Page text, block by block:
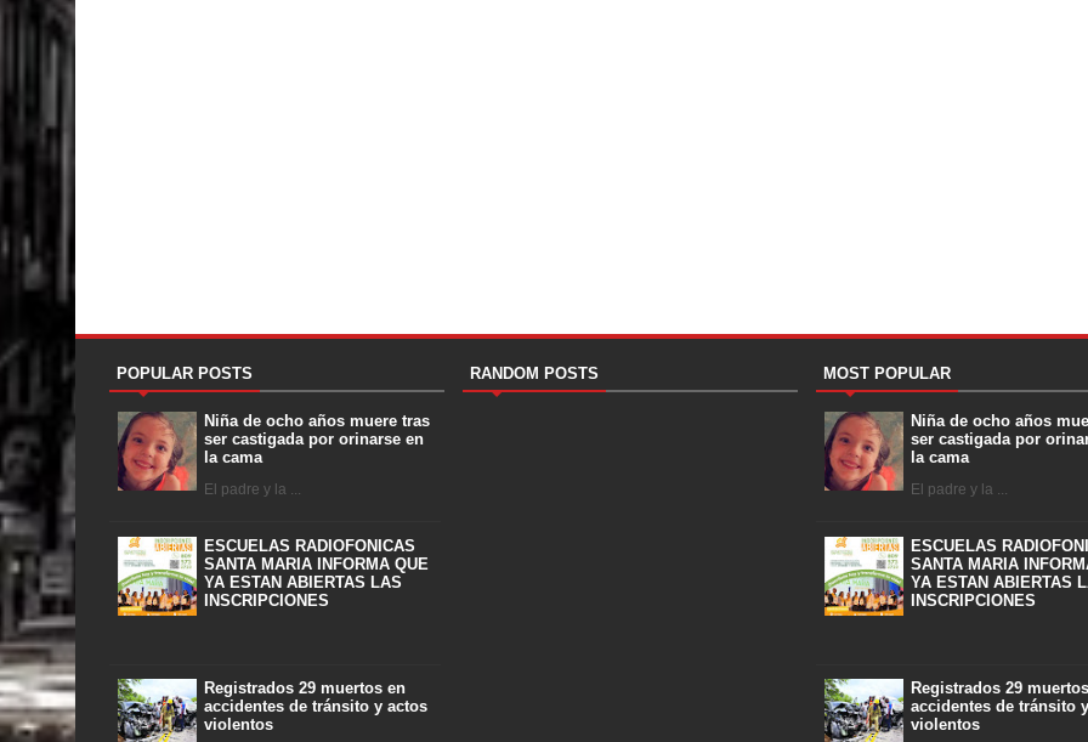
POPULAR POSTS
Niña de ocho años muere tras
ser castigada por orinarse en
la cama
El padre y la ...
ESCUELAS RADIOFONICAS
SANTA MARIA INFORMA QUE
YA ESTAN ABIERTAS LAS
INSCRIPCIONES
Registrados 29 muertos en
accidentes de tránsito y actos
violentos
RANDOM POSTS MOST POPULAR
Niña de ocho años
ser castigada por
la cama
El padre y la ...
ESCUELAS
SANTA MARIA
YA ESTAN ABIERTAS
INSCRIPCIONES
Registrados 29
accidentes de tránsito
violentos